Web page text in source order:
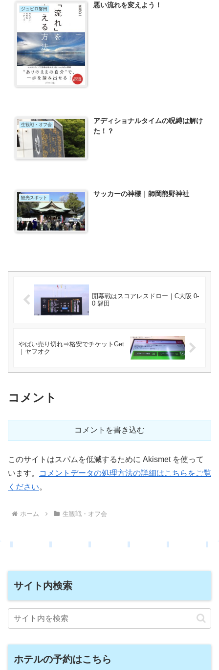
ジュビロ磐田 悪い流れを変えよう！
生観戦・オフ会
アディショナルタイムの呪縛は解け
た！？
観光スポット サッカーの神様｜師岡熊野神社
開幕戦はスコアレスドロー｜C大阪 0-
0 磐田
やばい売り切れ⇒格安でチケットGet
｜ヤフオク
コメント
コメントを書き込む
このサイトはスパムを低減するために Akismet を使って
います。
コメントデータの処理方法の詳細はこちらをご覧
ください。
ホーム 生観戦・オフ会
サイト内検索
ホテルの予約はこちら